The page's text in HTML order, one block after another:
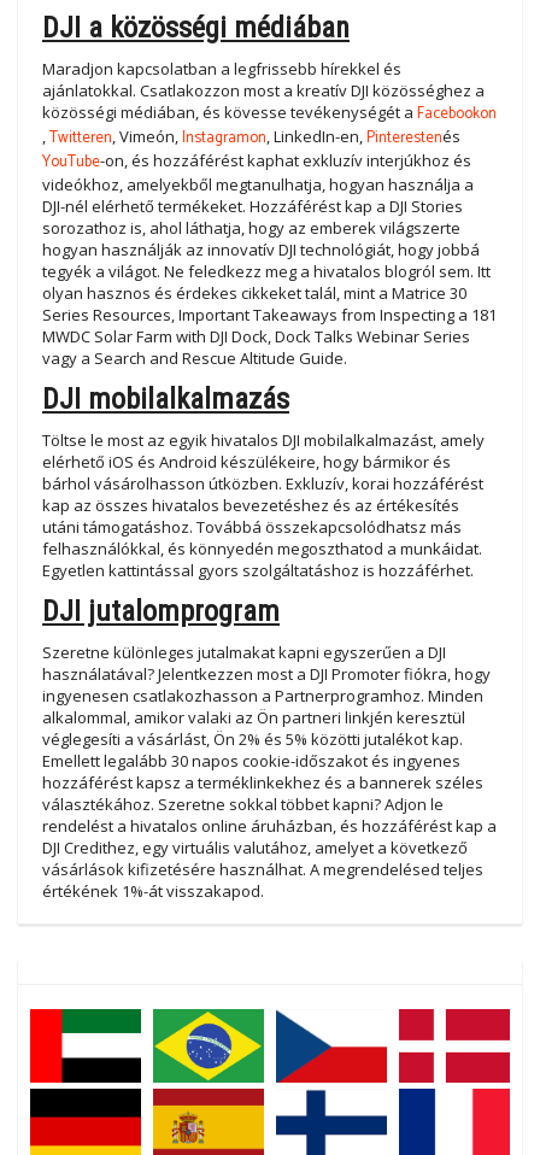
DJI a közösségi médiában
Maradjon kapcsolatban a legfrissebb hírekkel és
ajánlatokkal. Csatlakozzon most a kreatív DJI közösséghez a
közösségi médiában, és kövesse tevékenységét a Facebookon
,Twitteren, Vimeón,Instagramon, LinkedIn-en,Pinterestenés
YouTube-on, és hozzáférést kaphat exkluzív interjúkhoz és
videókhoz, amelyekből megtanulhatja, hogyan használja a
DJI-nél elérhető termékeket. Hozzáférést kap a DJI Stories
sorozathoz is, ahol láthatja, hogy az emberek világszerte
hogyan használják az innovatív DJI technológiát, hogy jobbá
tegyék a világot. Ne feledkezz meg a hivatalos blogról sem. Itt
olyan hasznos és érdekes cikkeket talál, mint a Matrice 30
Series Resources, Important Takeaways from Inspecting a 181
MWDC Solar Farm with DJI Dock, Dock Talks Webinar Series
vagy a Search and Rescue Altitude Guide.
DJI mobilalkalmazás
Töltse le most az egyik hivatalos DJI mobilalkalmazást, amely
elérhető iOS és Android készülékeire, hogy bármikor és
bárhol vásárolhasson útközben. Exkluzív, korai hozzáférést
kap az összes hivatalos bevezetéshez és az értékesítés
utáni támogatáshoz. Továbbá összekapcsolódhatsz más
felhasználókkal, és könnyedén megoszthatod a munkáidat.
Egyetlen kattintással gyors szolgáltatáshoz is hozzáférhet.
DJI jutalomprogram
Szeretne különleges jutalmakat kapni egyszerűen a DJI
használatával? Jelentkezzen most a DJI Promoter fiókra, hogy
ingyenesen csatlakozhasson a Partnerprogramhoz. Minden
alkalommal, amikor valaki az Ön partneri linkjén keresztül
véglegesíti a vásárlást, Ön 2% és 5% közötti jutalékot kap.
Emellett legalább 30 napos cookie-időszakot és ingyenes
hozzáférést kapsz a terméklinkekhez és a bannerek széles
választékához. Szeretne sokkal többet kapni? Adjon le
rendelést a hivatalos online áruházban, és hozzáférést kap a
DJI Credithez, egy virtuális valutához, amelyet a következő
vásárlások kifizetésére használhat. A megrendelésed teljes
értékének 1%-át visszakapod.